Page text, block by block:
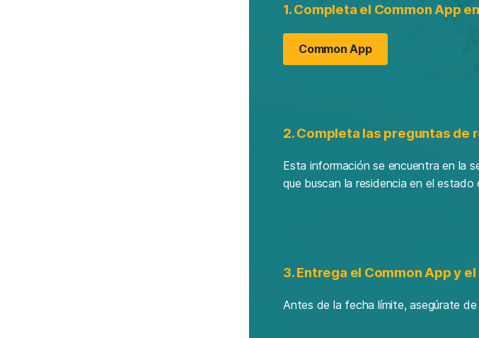
1. Completa el Common App
Common App
2. Completa las preguntas de
Esta información se encuentra en la
que buscan la residencia en el
3. Entrega el Common App y
Antes de la fecha límite, asegúrate